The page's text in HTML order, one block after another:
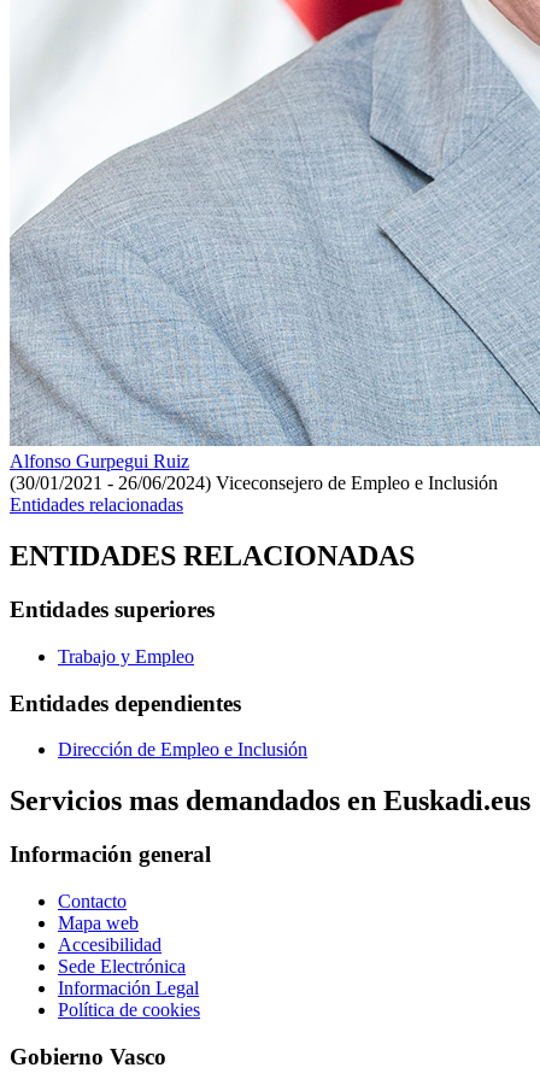
Alfonso Gurpegui Ruiz
(30/01/2021 - 26/06/2024) Viceconsejero de Empleo e Inclusión
Entidades relacionadas
ENTIDADES RELACIONADAS
Entidades superiores
Trabajo y Empleo
Entidades dependientes
Dirección de Empleo e Inclusión
Servicios mas demandados en Euskadi.eus
Información general
Contacto
Mapa web
Accesibilidad
Sede Electrónica
Información Legal
Política de cookies
Gobierno Vasco